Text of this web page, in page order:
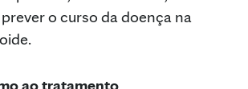
o curso da doença na
ao tratamento